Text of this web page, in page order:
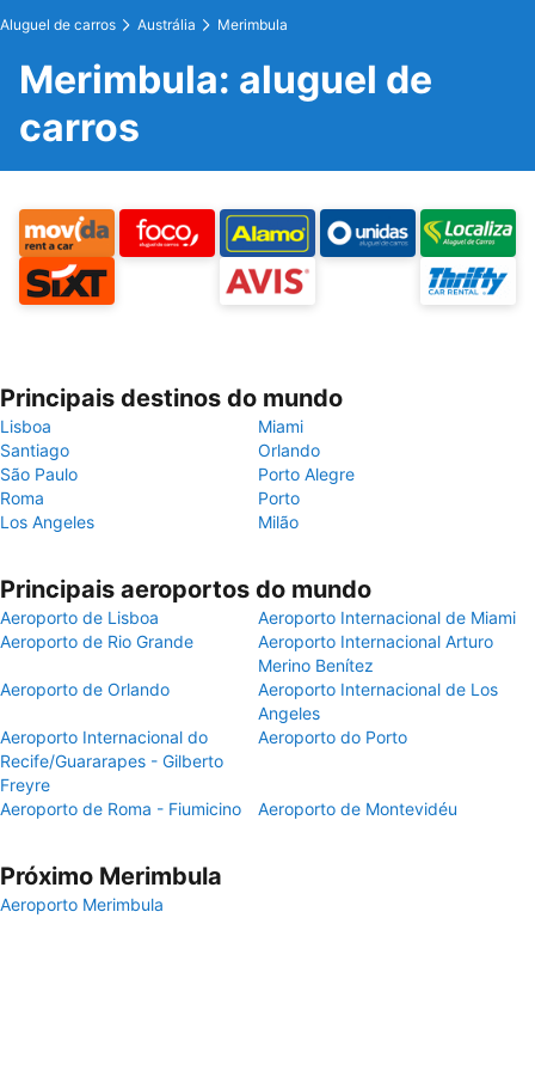
Aluguel de carros Austrália Merimbula
Merimbula: aluguel de
carros
Principais destinos do mundo
Lisboa
Miami
Santiago
Orlando
São Paulo
Porto Alegre
Roma
Porto
Los Angeles
Milão
Principais aeroportos do mundo
Aeroporto de Lisboa
Aeroporto Internacional de Miami
Aeroporto de Rio Grande
Aeroporto Internacional Arturo
Merino Benítez
Aeroporto de Orlando
Aeroporto Internacional de Los
Angeles
Aeroporto Internacional do
Recife/Guararapes - Gilberto
Freyre
Aeroporto do Porto
Aeroporto de Roma - Fiumicino Aeroporto de Montevidéu
Próximo Merimbula
Aeroporto Merimbula